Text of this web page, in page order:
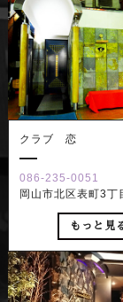
クラブ 恋
086-235-0051
岡山市北区表町3
もっと見